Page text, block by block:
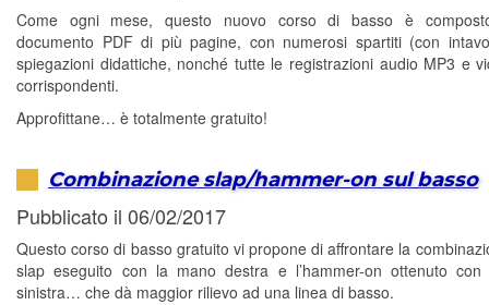
Come ogni mese, questo nuovo corso di basso è
documento PDF di più pagine, con numerosi spartiti (con
spiegazioni didattiche, nonché tutte le registrazioni audio MP3 e
corrispondenti.
Approfittane… è totalmente gratuito!
Combinazione slap/hammer-on sul basso
Pubblicato il 06/02/2017
Questo corso di basso gratuito vi propone di affrontare la
slap eseguito con la mano destra e l’hammer-on ottenuto
sinistra… che dà maggior rilievo ad una linea di basso.